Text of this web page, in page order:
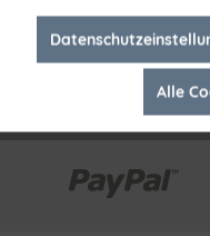
Marketing
Alle